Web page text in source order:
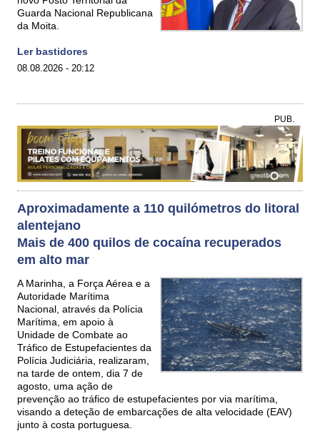
Guarda Nacional Republicana
da Moita.
Ler bastidores
08.08.2026 - 20:12
PUB.
Aproximadamente a 110 quilómetros do litoral
alentejano
Mais de 400 quilos de cocaína recuperados
em alto mar
A Marinha, a Força Aérea e a
Autoridade Marítima
Nacional, através da Polícia
Marítima, em apoio à
Unidade de Combate ao
Tráfico de Estupefacientes da
Polícia Judiciária, realizaram,
na tarde de ontem, dia 7 de
agosto, uma ação de
prevenção ao tráfico de estupefacientes por via marítima,
visando a deteção de embarcações de alta velocidade (EAV)
junto à costa portuguesa.